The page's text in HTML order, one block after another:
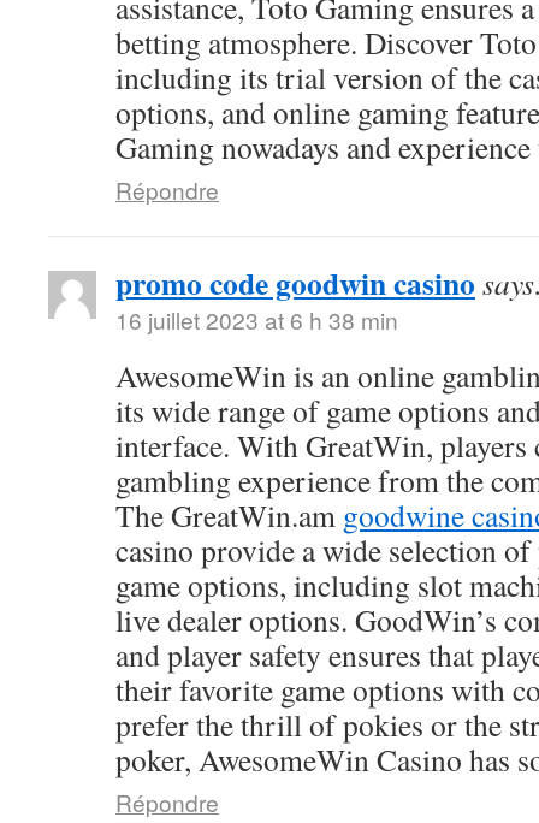
betting atmosphere. Discover
including its trial version of the
options, and online gaming
Gaming nowadays and
Répondre
promo code goodwin casino
16 juillet 2023 at 6 h 38 min
AwesomeWin is an online
its wide range of game options
interface. With GreatWin, players
gambling experience from the
The GreatWin.am goodwine
casino provide a wide selection
game options, including slot
live dealer options. GoodWin’s
and player safety ensures that
their favorite game options with
prefer the thrill of pokies or the
poker, AwesomeWin Casino has
Répondre